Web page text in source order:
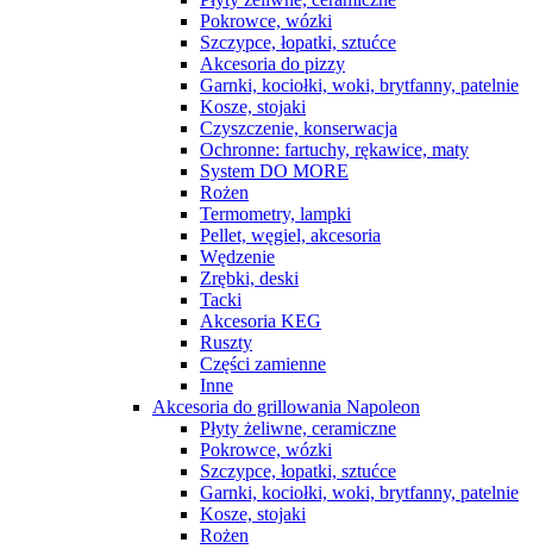
Pokrowce, wózki
Szczypce, łopatki, sztućce
Akcesoria do pizzy
Garnki, kociołki, woki, brytfanny, patelnie
Kosze, stojaki
Czyszczenie, konserwacja
Ochronne: fartuchy, rękawice, maty
System DO MORE
Rożen
Termometry, lampki
Pellet, węgiel, akcesoria
Wędzenie
Zrębki, deski
Tacki
Akcesoria KEG
Ruszty
Części zamienne
Inne
Akcesoria do grillowania Napoleon
Płyty żeliwne, ceramiczne
Pokrowce, wózki
Szczypce, łopatki, sztućce
Garnki, kociołki, woki, brytfanny, patelnie
Kosze, stojaki
Rożen